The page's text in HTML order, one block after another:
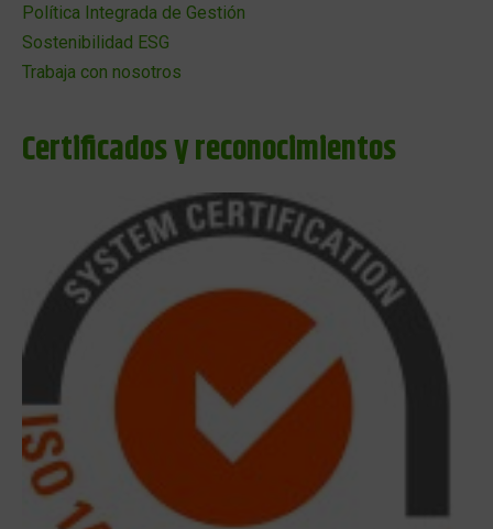
Política Integrada de Gestión
Sostenibilidad ESG
Trabaja con nosotros
Certificados y reconocimientos